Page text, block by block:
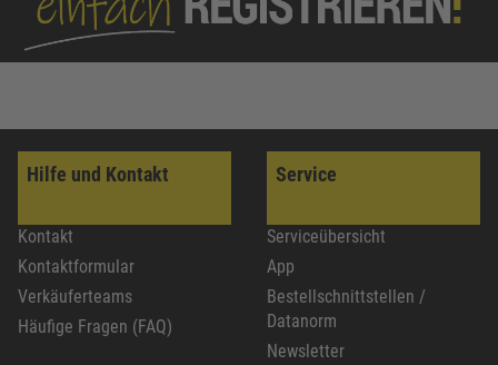
Hilfe und Kontakt
Kontakt
Kontaktformular
Verkäuferteams
Häufige Fragen (FAQ)
Service
Serviceübersicht
App
Bestellschnittstellen /
Datanorm
Newsletter